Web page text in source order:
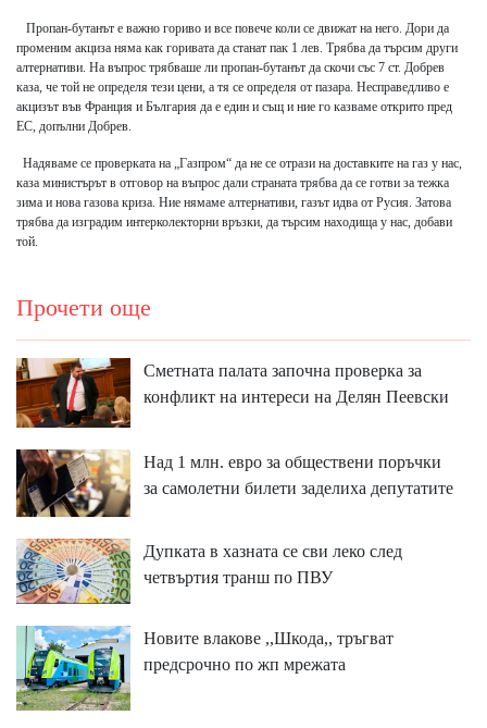
Пропан-бутанът е важно гориво и все повече коли се движат на него. Дори да
променим акциза няма как горивата да станат пак 1 лев. Трябва да търсим други
алтернативи. На въпрос трябваше ли пропан-бутанът да скочи със 7 ст. Добрев
каза, че той не определя тези цени, а тя се определя от пазара. Несправедливо е
акцизът във Франция и България да е един и същ и ние го казваме открито пред
ЕС, допълни Добрев.
Надяваме се проверката на „Газпром“ да не се отрази на доставките на газ у нас,
каза министърът в отговор на въпрос дали страната трябва да се готви за тежка
зима и нова газова криза. Ние нямаме алтернативи, газът идва от Русия. Затова
трябва да изградим интерколекторни връзки, да търсим находища у нас, добави
той.
Прочети още
Сметната палата започна проверка за
конфликт на интереси на Делян Пеевски
Над 1 млн. евро за обществени поръчки
за самолетни билети заделиха депутатите
Дупката в хазната се сви леко след
четвъртия транш по ПВУ
Новите влакове ,,Шкода,, тръгват
предсрочно по жп мрежата